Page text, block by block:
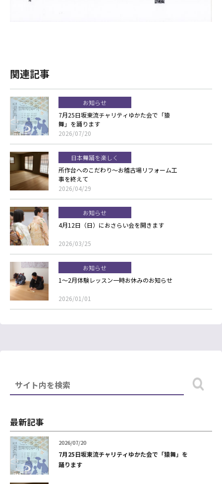
関連記事
お知らせ
7月25日坂東流チャリティゆかた会で「猿
舞」を踊ります
2026/07/20
日本舞踊を楽しく
所作台へのこだわり～お稽古場リフォーム工
事を終えて
2026/04/29
お知らせ
4月12日（日）におさらい会を開きます
2026/03/25
お知らせ
1～2月体験レッスン一時お休みのお知らせ
2026/01/01
最新記事
2026/07/20
7月25日坂東流チャリティゆかた会で「猿舞」を
踊ります